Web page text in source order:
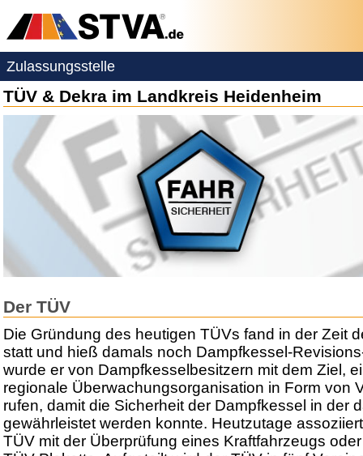
Zulassungsstelle
TÜV & Dekra im Landkreis Heidenheim
Der TÜV
Die Gründung des heutigen TÜVs fand in der Zeit
statt und hieß damals noch Dampfkessel-
wurde er von Dampfkesselbesitzern mit dem Ziel,
regionale Überwachungsorganisation in Form von
rufen, damit die Sicherheit der Dampfkessel in der
gewährleistet werden konnte. Heutzutage
TÜV mit der Überprüfung eines Kraftfahrzeugs